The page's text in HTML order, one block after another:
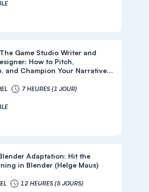
Game Studio Writer and
to Pitch,
and Champion Your Narrative
7 HEURES (1 JOUR)
Adaptation: Hit the
in Blender (Helge Maus)
12 HEURES (5 JOURS)